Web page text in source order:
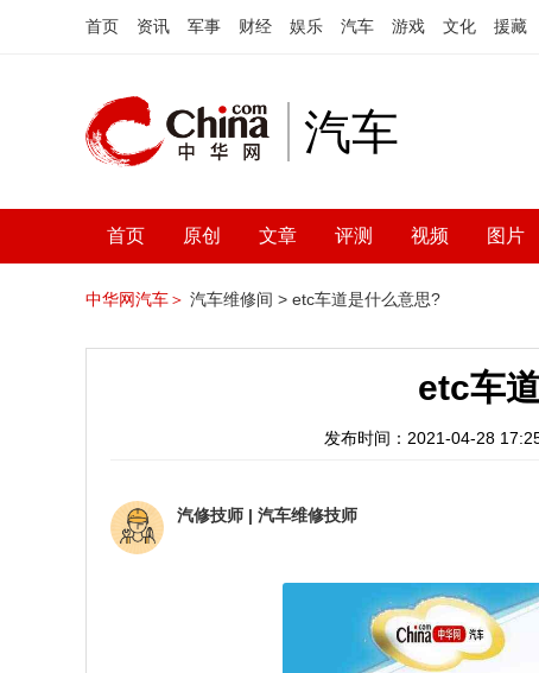
首页 资讯 军事 财经 娱乐 汽车 游戏 文化 援藏
汽车
首页 原创 文章 评测 视频 图片
中华网汽车＞ 汽车维修间 > etc车道是什么意思?
etc车
发布时间：2021-04-28
汽修技师 | 汽车维修技师